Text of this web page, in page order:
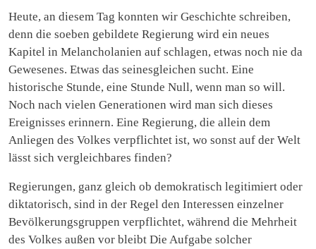
Heute, an diesem Tag konnten wir Geschichte schreiben,
denn die soeben gebildete Regierung wird ein neues
Kapitel in Melancholanien auf schlagen, etwas noch nie da
Gewesenes. Etwas das seinesgleichen sucht. Eine
historische Stunde, eine Stunde Null, wenn man so will.
Noch nach vielen Generationen wird man sich dieses
Ereignisses erinnern. Eine Regierung, die allein dem
Anliegen des Volkes verpflichtet ist, wo sonst auf der Welt
lässt sich vergleichbares finden?
Regierungen, ganz gleich ob demokratisch legitimiert oder
diktatorisch, sind in der Regel den Interessen einzelner
Bevölkerungsgruppen verpflichtet, während die Mehrheit
des Volkes außen vor bleibt Die Aufgabe solcher